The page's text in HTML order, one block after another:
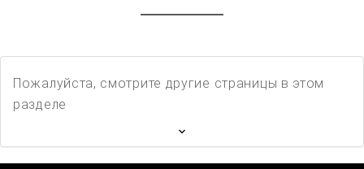
Пожалуйста, смотрите другие страницы в этом
разделе